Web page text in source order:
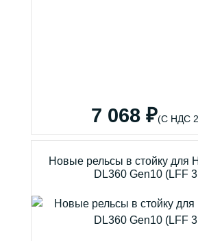
7 068 ₽(С НДС
Новые рельсы в стойку для
DL360 Gen10 (LFF